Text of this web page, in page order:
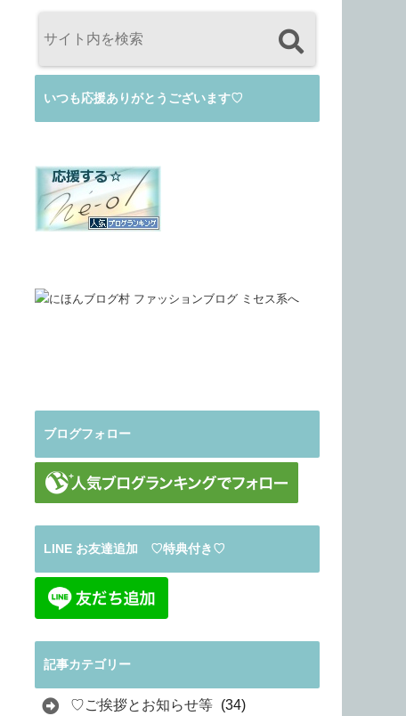
いつも応援ありがとうございます♡
ブログフォロー
LINE お友達追加 ♡特典付き♡
記事カテゴリー
♡ご挨拶とお知らせ等 (34)